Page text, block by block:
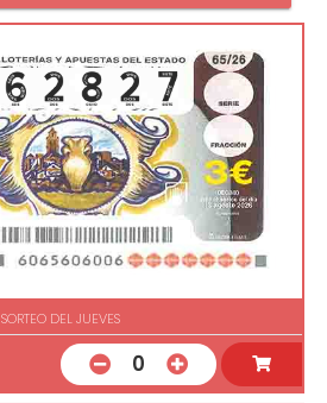
SORTEO DEL JUEVES
0